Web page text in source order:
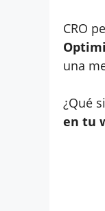
CRO
una
¿Qué
en tu